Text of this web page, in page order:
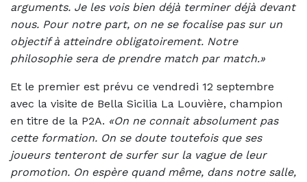
arguments. Je les vois bien déjà terminer déjà devant
nous. Pour notre part, on ne se focalise pas sur un
objectif à atteindre obligatoirement. Notre
philosophie sera de prendre match par match.»
Et le premier est prévu ce vendredi 12 septembre
avec la visite de Bella Sicilia La Louvière, champion
en titre de la P2A. «On ne connait absolument pas
cette formation. On se doute toutefois que ses
joueurs tenteront de surfer sur la vague de leur
promotion. On espère quand même, dans notre salle,